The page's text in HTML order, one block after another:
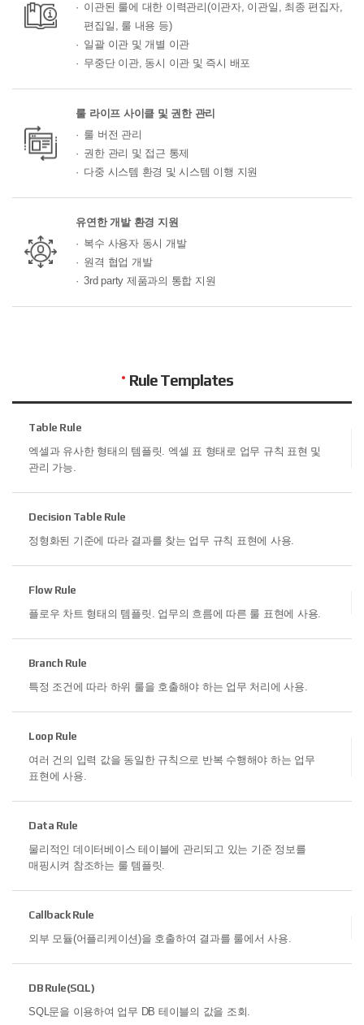
이관된 룰에 대한 이력관리(이관자, 이관일, 최종 편집자,
편집일, 룰 내용 등)
일괄 이관 및 개별 이관
무중단 이관, 동시 이관 및 즉시 배포
룰 라이프 사이클 및 권한 관리
룰 버전 관리
권한 관리 및 접근 통제
다중 시스템 환경 및 시스템 이행 지원
유연한 개발 환경 지원
복수 사용자 동시 개발
원격 협업 개발
3rd party 제품과의 통합 지원
Rule Templates
Table Rule
엑셀과 유사한 형태의 템플릿. 엑셀 표 형태로 업무 규칙 표현 및
관리 가능.
Decision Table Rule
정형화된 기준에 따라 결과를 찾는 업무 규칙 표현에 사용.
Flow Rule
플로우 차트 형태의 템플릿. 업무의 흐름에 따른 룰 표현에 사용.
Branch Rule
특정 조건에 따라 하위 룰을 호출해야 하는 업무 처리에 사용.
Loop Rule
여러 건의 입력 값을 동일한 규칙으로 반복 수행해야 하는 업무
표현에 사용.
Data Rule
물리적인 데이터베이스 테이블에 관리되고 있는 기준 정보를
매핑시켜 참조하는 룰 템플릿.
Callback Rule
외부 모듈(어플리케이션)을 호출하여 결과를 룰에서 사용.
DB Rule(SQL)
SQL문을 이용하여 업무 DB 테이블의 값을 조회.